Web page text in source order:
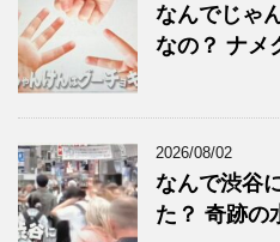
なんでじゃ
なの？ ナメ
2026/08/02
なんで渋谷
た？ 奇跡の